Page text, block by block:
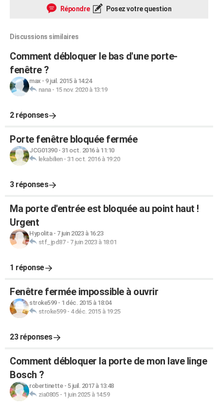
Répondre Posez votre question
Discussions similaires
Comment débloquer le bas d'une porte-
fenêtre ?
max - 9 juil. 2015 à 14:24
nana- 15 nov. 2020 à 13:19
2 réponses
Porte fenêtre bloquée fermée
JCG01390- 31 oct. 2016 à 11:10
lekabilien- 31 oct. 2016 à 19:20
3 réponses
Ma porte d'entrée est bloquée au point haut !
Urgent
Hypolita- 7 juin 2023 à 16:23
stf_jpd87- 7 juin 2023 à 18:01
1 réponse
Fenêtre fermée impossible à ouvrir
stroke599- 1 déc. 2015 à 18:04
stroke599- 4 déc. 2015 à 19:25
23 réponses
Comment débloquer la porte de mon lave linge
Bosch ?
robertinette- 5 juil. 2017 à 13:48
zia0805- 1 juin 2025 à 14:59